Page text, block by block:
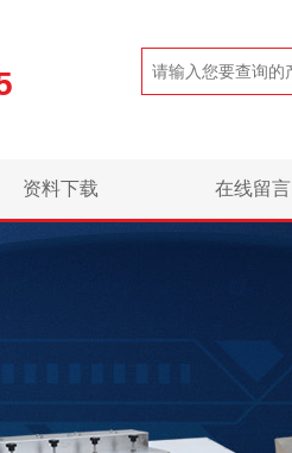
资料下载 在线留言